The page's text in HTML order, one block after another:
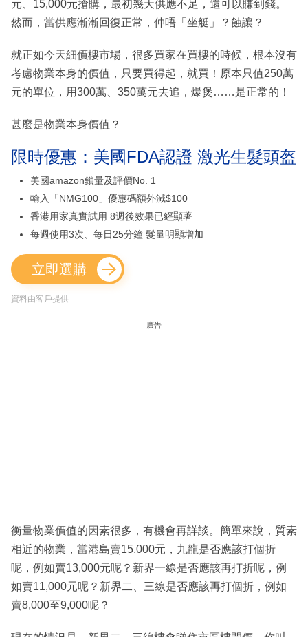
元、15,000元搶購，最初幾天供應不足，還可以賺到錢。
然而，當供應漸漸回復正常，仲唔「坐艇」？蝕讓？
就正如今天細價樓市場，很多買家在買樓的時候，根本沒有
考慮物業本身的價值，只要買得起，就買！原本只值250萬
元的單位，用300萬、350萬元去追，爆煲……是正常的！
甚麼是物業本身價值？
限時優惠：美國FDA認證 激光生髮頭盔
美國amazon鎖量及評價No. 1
輸入「NMG100」優惠碼額外減$100
香港用家真實試用 8週後效果已經顯著
每週使用3次、每日25分鐘 髮量明顯增加
立即選購
資料由客戶提供
廣告
衡量物業價值的因素很多，有機會再詳談。簡單來說，質素
相近的物業，當港島賣15,000元，九龍是否應該打個折
呢，例如賣13,000元呢？新界一線是否應該再打折呢，例
如賣11,000元呢？新界二、三線是否應該再打個折，例如
賣8,000至9,000呢？